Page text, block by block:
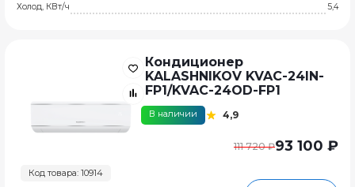
Холод, КВт/ч
5,4
Код товара: 10914
Кондиционер
KALASHNIKOV KVAC-24IN-
FP1/KVAC-24OD-FP1
В наличии 4,9
111 720 ₽93 100 ₽